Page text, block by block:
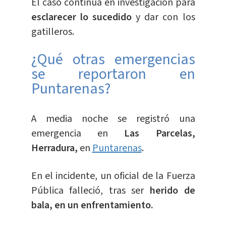
esclarecer lo sucedido y dar con los
gatilleros.
¿Qué otras emergencias
se reportaron en
Puntarenas?
A media noche se registró una
emergencia en Las Parcelas,
Herradura, enPuntarenas.
En el incidente, un oficial de la Fuerza
Pública falleció, tras ser herido de
bala, en un enfrentamiento.